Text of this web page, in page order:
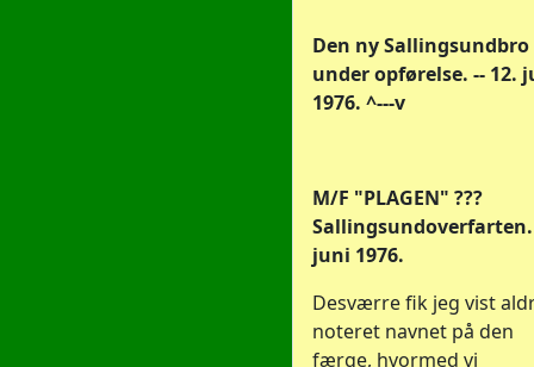
Den ny Sallingsundbro
under opførelse. -- 12.
1976. ^---v
M/F "PLAGEN" ???
Sallingsundoverfarten.
juni 1976.
Desværre fik jeg vist
noteret navnet på den
færge, hvormed vi